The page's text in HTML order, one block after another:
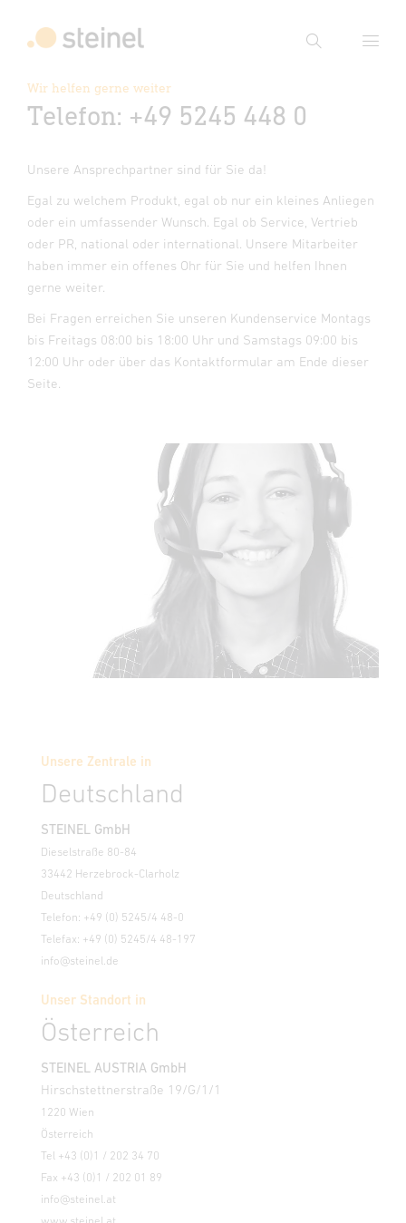
Suche
Suchbegriff eingeben
Wir helfen gerne weiter
Telefon: +49 5245 448 0
Unsere Ansprechpartner sind für Sie da!
Egal zu welchem Produkt, egal ob nur ein kleines Anliegen
oder ein umfassender Wunsch. Egal ob Service, Vertrieb
oder PR, national oder international. Unsere Mitarbeiter
haben immer ein offenes Ohr für Sie und helfen Ihnen
gerne weiter.
Bei Fragen erreichen Sie unseren Kundenservice Montags
bis Freitags 08:00 bis 18:00 Uhr und Samstags 09:00 bis
12:00 Uhr oder über das Kontaktformular am Ende dieser
Seite.
Unsere Zentrale in
Deutschland
STEINEL GmbH
Dieselstraße 80-84
33442 Herzebrock-Clarholz
Deutschland
Telefon: +49 (0) 5245/4 48-0
Telefax: +49 (0) 5245/4 48-197
info@steinel.de
Unser Standort in
Österreich
STEINEL AUSTRIA GmbH
Hirschstettnerstraße 19/G/1/1
1220 Wien
Österreich
Tel +43 (0)1 / 202 34 70
Fax +43 (0)1 / 202 01 89
info@steinel.at